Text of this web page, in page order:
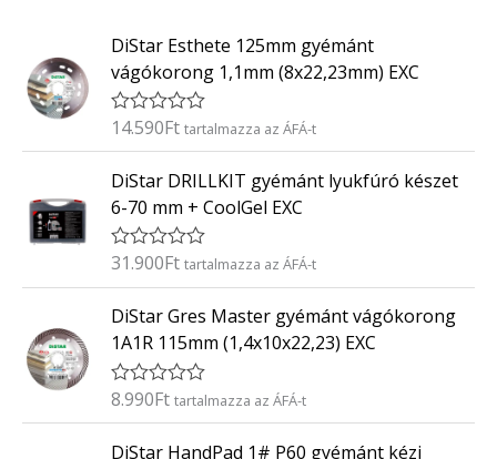
DiStar Esthete 125mm gyémánt
vágókorong 1,1mm (8x22,23mm) EXC
É
é
k
e
l
s
:
/
5
14.590Ft tartalmazza az ÁFÁ-t
DiStar DRILLKIT gyémánt lyukfúró készet
6-70 mm + CoolGel EXC
É
é
k
e
l
é
s
:
31.900Ft tartalmazza az ÁFÁ-t
DiStar Gres Master gyémánt vágókorong
1A1R 115mm (1,4x10x22,23) EXC
É
é
8.990Ft tartalmazza az ÁFÁ-t
DiStar HandPad 1# P60 gyémánt kézi